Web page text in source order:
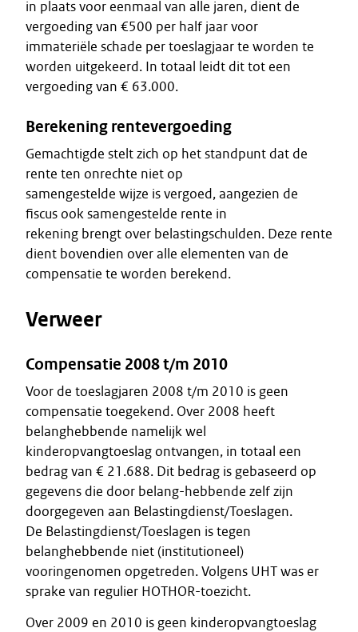
in plaats voor eenmaal van alle jaren, dient de
vergoeding van €500 per half jaar voor
immateriële schade per toeslagjaar te worden te
worden uitgekeerd. In totaal leidt dit tot een
vergoeding van € 63.000.
Berekening rentevergoeding
Gemachtigde stelt zich op het standpunt dat de
rente ten onrechte niet op
samengestelde wijze is vergoed, aangezien de
fiscus ook samengestelde rente in
rekening brengt over belastingschulden. Deze rente
dient bovendien over alle elementen van de
compensatie te worden berekend.
Verweer
Compensatie 2008 t/m 2010
Voor de toeslagjaren 2008 t/m 2010 is geen
compensatie toegekend. Over 2008 heeft
belanghebbende namelijk wel
kinderopvangtoeslag ontvangen, in totaal een
bedrag van € 21.688. Dit bedrag is gebaseerd op
gegevens die door belang-hebbende zelf zijn
doorgegeven aan Belastingdienst/Toeslagen.
De Belastingdienst/Toeslagen is tegen
belanghebbende niet (institutioneel)
vooringenomen opgetreden. Volgens UHT was er
sprake van regulier HOTHOR-toezicht.
Over 2009 en 2010 is geen kinderopvangtoeslag